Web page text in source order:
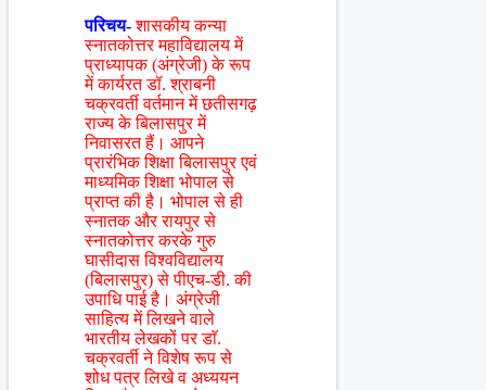
परिचय- शासकीय कन्या
स्नातकोत्तर महाविद्यालय में
प्राध्यापक (अंग्रेजी) के रूप
में कार्यरत डॉ. श्राबनी
चक्रवर्ती वर्तमान में छतीसगढ़
राज्य के बिलासपुर में
निवासरत हैं। आपने
प्रारंभिक शिक्षा बिलासपुर एवं
माध्यमिक शिक्षा भोपाल से
प्राप्त की है। भोपाल से ही
स्नातक और रायपुर से
स्नातकोत्तर करके गुरु
घासीदास विश्वविद्यालय
(बिलासपुर) से पीएच-डी. की
उपाधि पाई है। अंग्रेजी
साहित्य में लिखने वाले
भारतीय लेखकों पर डाॅ.
चक्रवर्ती ने विशेष रूप से
शोध पत्र लिखे व अध्ययन